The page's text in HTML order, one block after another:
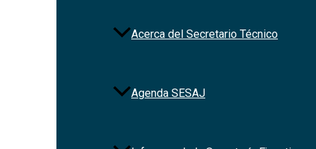
Acerca del Secretario Técnico
Agenda SESAJ